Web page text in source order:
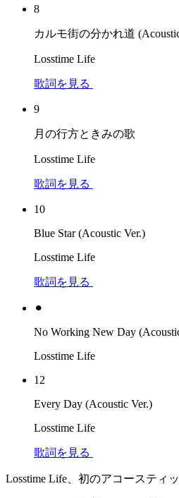
8
カルモ街の分かれ道
Losstime Life
歌詞を見る
9
月の行方ときみの歌
Losstime Life
歌詞を見る
10
Blue Star (Acoustic Ver.)
Losstime Life
歌詞を見る
⚫︎
No Working New Day
Losstime Life
12
Every Day (Acoustic Ver.)
Losstime Life
歌詞を見る
Losstime Life、初のアコースティ